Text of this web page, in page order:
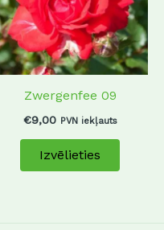
Zwergenfee 09
€9,00 PVN iekļauts
Izvēlieties
The
options
may
on